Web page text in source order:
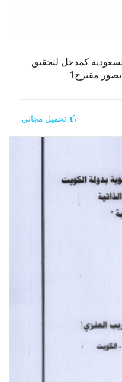
كمدخل لتحقيق
تصور مقترح1
تحميل مجاني